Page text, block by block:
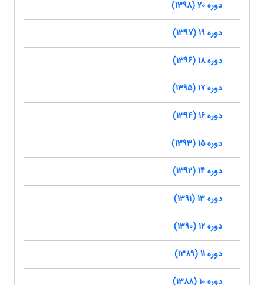
دوره 20 (1398)
دوره 19 (1397)
دوره 18 (1396)
دوره 17 (1395)
دوره 16 (1394)
دوره 15 (1393)
دوره 14 (1392)
دوره 13 (1391)
دوره 12 (1390)
دوره 11 (1389)
دوره 10 (1388)